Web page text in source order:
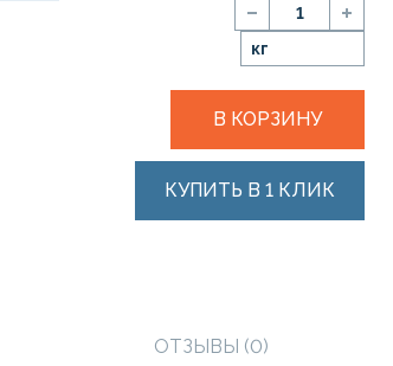
кг
В КОРЗИНУ
КУПИТЬ В 1 КЛИК
ОТЗЫВЫ (0)